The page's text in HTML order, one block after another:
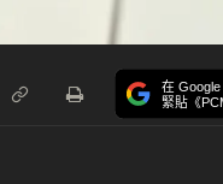
在 Google
緊貼《